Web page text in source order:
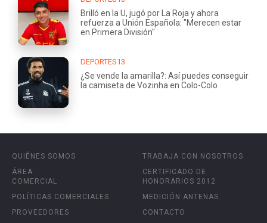
Brilló en la U, jugó por La Roja y ahora
refuerza a Unión Española: "Merecen estar
en Primera División"
DEPORTES13
¿Se vende la amarilla?: Así puedes conseguir
la camiseta de Vozinha en Colo-Colo
QUIÉNES SOMOS
ÁREA
COMERCIAL
POLÍTICAS COMERCIALES
PROVEEDORES
TRABAJA CON NOSOTROS
CERTIFICADO DE
HONORARIOS 2012
MEDICIÓN ANTENAS
CONTACTO